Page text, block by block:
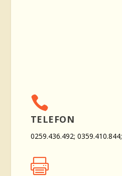

TELEFON
0259.436.492;
